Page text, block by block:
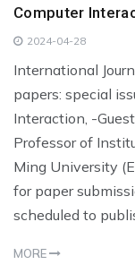
Computer
2024-04-28
International
papers: special
Interaction, -
Professor of
Ming University
for paper
scheduled to
MORE